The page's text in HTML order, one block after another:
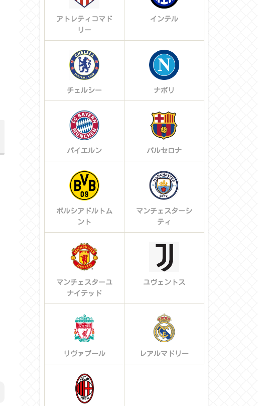
アトレティコマド
リー
インテル
チェルシー ナポリ
バイエルン バルセロナ
ボルシアドルトム
ント
マンチェスターシ
ティ
マンチェスターユ
ナイテッド
ユヴェントス
リヴァプール レアルマドリー